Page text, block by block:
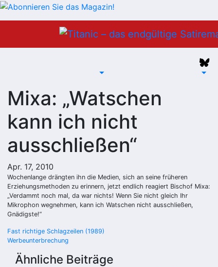
Mixa: „Watschen
kann ich nicht
ausschließen“
Apr. 17, 2010
Wochenlange drängten ihn die Medien, sich an seine früheren
Erziehungsmethoden zu erinnern, jetzt endlich reagiert Bischof Mixa:
„Verdammt noch mal, da war nichts! Wenn Sie nicht gleich Ihr
Mikrophon wegnehmen, kann ich Watschen nicht ausschließen,
Gnädigste!“
Beitragsnavigation
Fast richtige Schlagzeilen (1989)
Werbeunterbrechung
Ähnliche Beiträge